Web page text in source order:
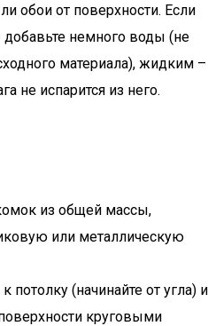
обои от поверхности. Если
добавьте немного воды (не
материала), жидким –
не испарится из него.
из общей массы,
или металлическую
потолку (начинайте от угла) и
круговыми